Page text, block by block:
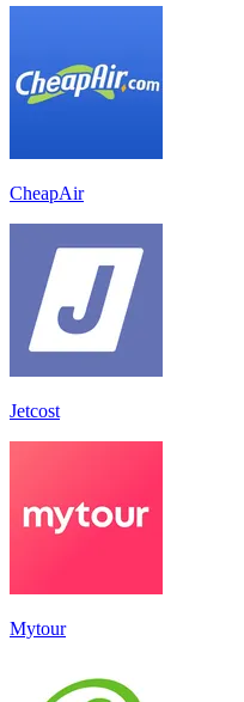
CheapAir
Jetcost
Mytour